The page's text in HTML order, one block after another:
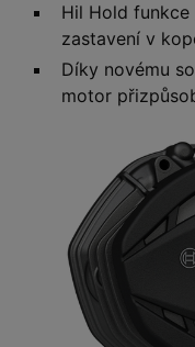
Hil Hold funkce
zastavení v
Díky novému
motor